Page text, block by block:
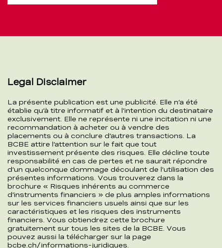
Legal Disclaimer
La présente publication est une publicité. Elle n’a été
établie qu’à titre informatif et à l’intention du destinataire
exclusivement. Elle ne représente ni une incitation ni une
recommandation à acheter ou à vendre des
placements ou à conclure d’autres transactions. La
BCBE attire l’attention sur le fait que tout
investissement présente des risques. Elle décline toute
responsabilité en cas de pertes et ne saurait répondre
d’un quelconque dommage découlant de l’utilisation des
présentes informations. Vous trouverez dans la
brochure « Risques inhérents au commerce
d’instruments financiers » de plus amples informations
sur les services financiers usuels ainsi que sur les
caractéristiques et les risques des instruments
financiers. Vous obtiendrez cette brochure
gratuitement sur tous les sites de la BCBE. Vous
pouvez aussi la télécharger sur la page
bcbe.ch/informations-juridiques.